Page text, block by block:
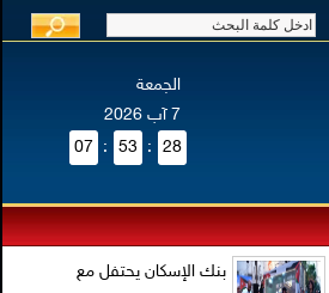
الجمعة
7 آب 2026
07 : 53 : 28
بنك الإسكان يحتفل مع